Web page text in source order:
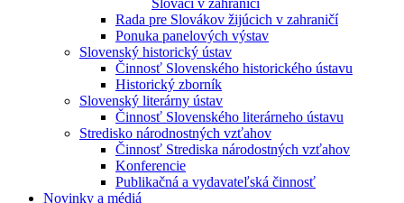
Slováci v zahraničí
Rada pre Slovákov žijúcich v zahraničí
Ponuka panelových výstav
Slovenský historický ústav
Činnosť Slovenského historického ústavu
Historický zborník
Slovenský literárny ústav
Činnosť Slovenského literárneho ústavu
Stredisko národnostných vzťahov
Činnosť Strediska národostných vzťahov
Konferencie
Publikačná a vydavateľská činnosť
Novinky a médiá